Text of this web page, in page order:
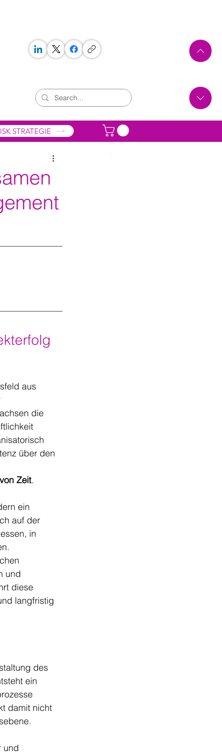
STRATEGIE
aus
die
über den
Zeit.
ein
auf der
in
und
diese
langfristig
des
ein
damit nicht
und